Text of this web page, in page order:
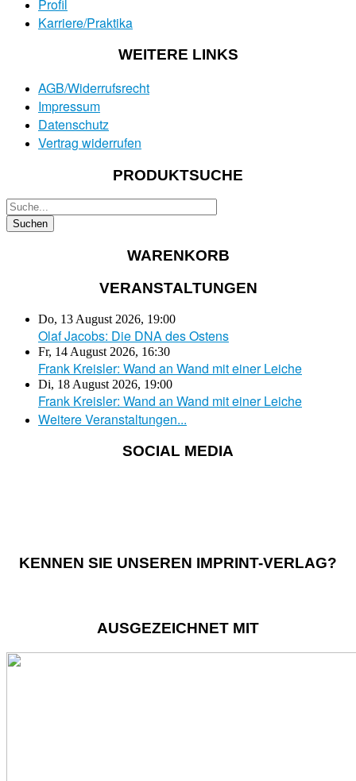
Profil
Karriere/Praktika
WEITERE LINKS
AGB/Widerrufsrecht
Impressum
Datenschutz
Vertrag widerrufen
PRODUKTSUCHE
WARENKORB
VERANSTALTUNGEN
Do, 13 August 2026, 19:00
Olaf Jacobs: Die DNA des Ostens
Fr, 14 August 2026, 16:30
Frank Kreisler: Wand an Wand mit einer Leiche
Di, 18 August 2026, 19:00
Frank Kreisler: Wand an Wand mit einer Leiche
Weitere Veranstaltungen...
SOCIAL MEDIA
KENNEN SIE UNSEREN IMPRINT-VERLAG?
AUSGEZEICHNET MIT